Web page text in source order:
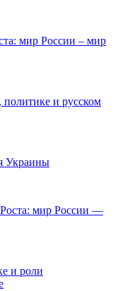
мир России – мир
и русском
Украины
мир России —
и роли